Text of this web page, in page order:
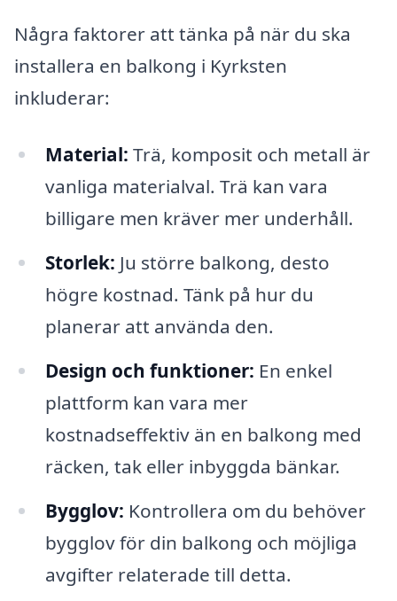
Några faktorer att tänka på när du ska
installera en balkong i Kyrksten
inkluderar:
Material: Trä, komposit och metall är
vanliga materialval. Trä kan vara
billigare men kräver mer underhåll.
Storlek: Ju större balkong, desto
högre kostnad. Tänk på hur du
planerar att använda den.
Design och funktioner: En enkel
plattform kan vara mer
kostnadseffektiv än en balkong med
räcken, tak eller inbyggda bänkar.
Bygglov: Kontrollera om du behöver
bygglov för din balkong och möjliga
avgifter relaterade till detta.